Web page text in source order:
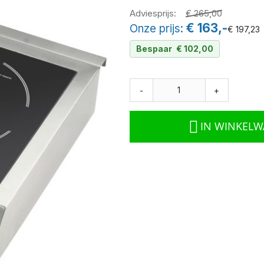
Adviesprijs € 265,00
Onze prijs € 163,-€ 197,23
Bespaar € 102,00
- +
IN